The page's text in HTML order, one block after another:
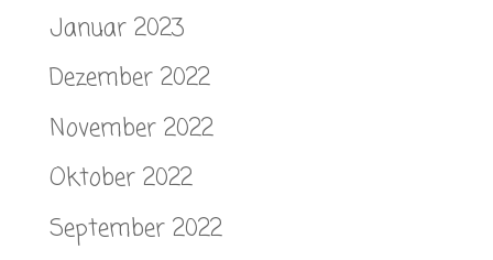
Januar 2023
Dezember 2022
November 2022
Oktober 2022
September 2022